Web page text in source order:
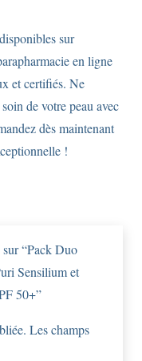
sur
en ligne
et certifiés. Ne
de votre peau avec
dès maintenant
!
sur “Pack Duo
Sensilium et
50+”
Les champs